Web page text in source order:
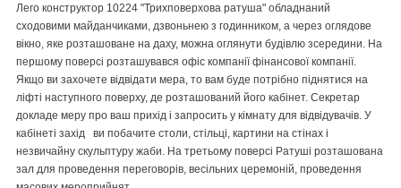
Лего конструктор 10224 "Трихповерхова ратуша" обладнаний
сходовими майданчиками, дзвоньнею з годинником, а через оглядове
вікно, яке розташоване на даху, можна оглянути будівлю зсередини. На
першому поверсі розташувався офіс компанії фінансової компанії.
Якщо ви захочете відвідати мера, то вам буде потрібно піднятися на
ліфті наступного поверху, де розташований його кабінет. Секретар
докладе меру про ваш прихід і запросить у кімнату для відвідувачів. У
кабінеті захід ви побачите столи, стільці, картини на стінах і
незвичайну скульптуру жаби. На третьому поверсі Ратуші розташована
зал для проведення переговорів, весільних церемоній, проведення